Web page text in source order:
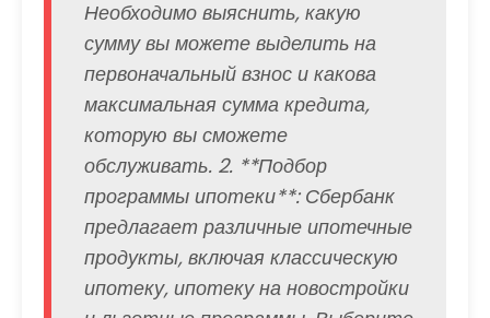
Необходимо выяснить, какую
сумму вы можете выделить на
первоначальный взнос и какова
максимальная сумма кредита,
которую вы сможете
обслуживать. 2. **Подбор
программы ипотеки**: Сбербанк
предлагает различные ипотечные
продукты, включая классическую
ипотеку, ипотеку на новостройки